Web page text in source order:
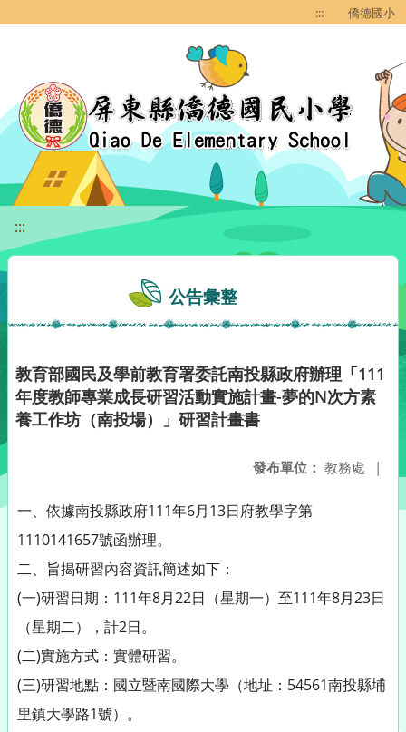
::: 僑德國小
:::
公告彙整
教育部國民及學前教育署委託南投縣政府辦理「111
年度教師專業成長研習活動實施計畫-夢的N次方素
養工作坊（南投場）」研習計畫書
發布單位： 教務處 |
一、依據南投縣政府111年6月13日府教學字第
1110141657號函辦理。
二、旨揭研習內容資訊簡述如下：
(一)研習日期：111年8月22日（星期一）至111年8月23日
（星期二），計2日。
(二)實施方式：實體研習。
(三)研習地點：國立暨南國際大學（地址：54561南投縣埔
里鎮大學路1號）。